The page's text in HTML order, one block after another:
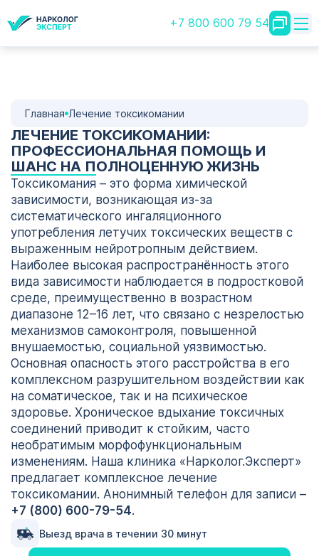
+7 800 600 79 54
Главная Лечение токсикомании
ЛЕЧЕНИЕ ТОКСИКОМАНИИ:
ПРОФЕССИОНАЛЬНАЯ ПОМОЩЬ И
ШАНС НА ПОЛНОЦЕННУЮ ЖИЗНЬ
Токсикомания – это форма химической
зависимости, возникающая из-за
систематического ингаляционного
употребления летучих токсических веществ с
выраженным нейротропным действием.
Наиболее высокая распространённость этого
вида зависимости наблюдается в подростковой
среде, преимущественно в возрастном
диапазоне 12–16 лет, что связано с незрелостью
механизмов самоконтроля, повышенной
внушаемостью, социальной уязвимостью.
Основная опасность этого расстройства в его
комплексном разрушительном воздействии как
на соматическое, так и на психическое
здоровье. Хроническое вдыхание токсичных
соединений приводит к стойким, часто
необратимым морфофункциональным
изменениям. Наша клиника «Нарколог.Эксперт»
предлагает комплексное лечение
токсикомании. Анонимный телефон для записи –
+7 (800) 600-79-54.
Выезд врача в течении 30 минут